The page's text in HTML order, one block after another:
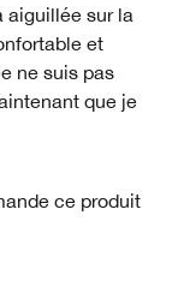
aiguillée sur la
et
ne suis pas
que je
ce produit